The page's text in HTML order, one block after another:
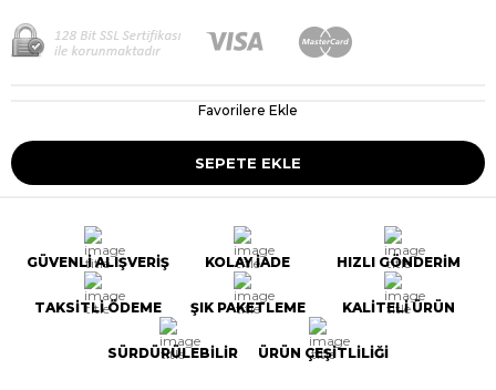
Favorilere Ekle
GÜVENLİ ALIŞVERİŞ KOLAY İADE HIZLI GÖNDERİM
TAKSİTLİ ÖDEME ŞIK PAKETLEME KALİTELİ ÜRÜN
SÜRDÜRÜLEBİLİR ÜRÜN ÇEŞİTLİLİĞİ